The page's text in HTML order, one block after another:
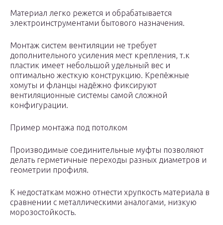
Материал легко режется и обрабатывается
электроинструментами бытового назначения.
Монтаж систем вентиляции не требует
дополнительного усиления мест крепления, т.к
пластик имеет небольшой удельный вес и
оптимально жесткую конструкцию. Крепёжные
хомуты и фланцы надёжно фиксируют
вентиляционные системы самой сложной
конфигурации.
Пример монтажа под потолком
Производимые соединительные муфты позволяют
делать герметичные переходы разных диаметров и
геометрии профиля.
К недостаткам можно отнести хрупкость материала в
сравнении с металлическими аналогами, низкую
морозостойкость.